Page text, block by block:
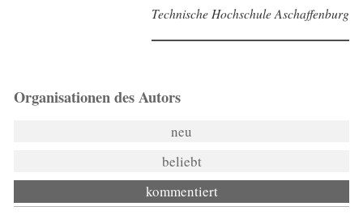
Technische Hochschule Aschaffenburg
Organisationen des Autors
neu
beliebt
kommentiert